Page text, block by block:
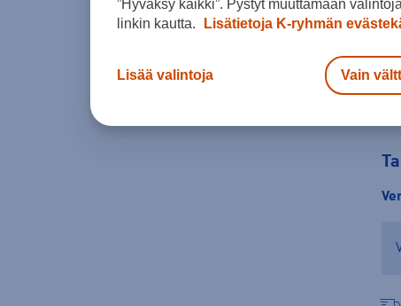
”Hyväksy kaikki”. Pystyt muuttamaan
linkin kautta.
Lisätietoja K-ryhmän
Lisää valintoja Vain